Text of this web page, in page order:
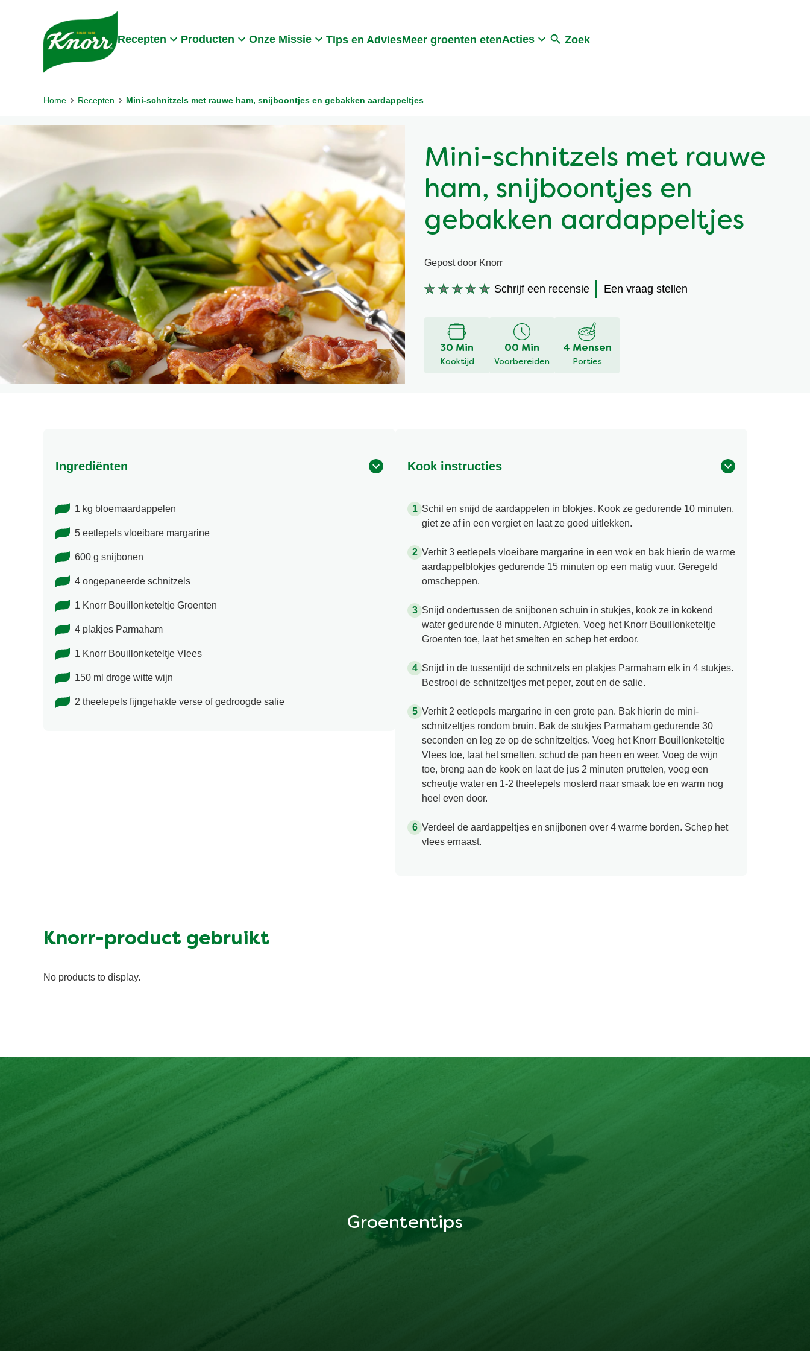
Skip to:
Recepten Producten Onze Missie Tips en AdviesMeer groenten etenActies Zoek
Home Recepten Mini-schnitzels met rauwe ham, snijboontjes en gebakken aardappeltjes
Mini-schnitzels met rauwe
ham, snijboontjes en
gebakken aardappeltjes
Gepost door Knorr
Geen
deze
recipe
Schrijf een recensie Een vraag stellen
30 Min
Kooktijd
00 Min
Voorbereiden
4 Mensen
Porties
Ingrediënten
1 kg bloemaardappelen
5 eetlepels vloeibare margarine
600 g snijbonen
4 ongepaneerde schnitzels
1 Knorr Bouillonketeltje Groenten
4 plakjes Parmaham
1 Knorr Bouillonketeltje Vlees
150 ml droge witte wijn
2 theelepels fijngehakte verse of gedroogde salie
Kook instructies
Schil en snijd de aardappelen in blokjes. Kook ze gedurende 10 minuten,
giet ze af in een vergiet en laat ze goed uitlekken.
Verhit 3 eetlepels vloeibare margarine in een wok en bak hierin de warme
aardappelblokjes gedurende 15 minuten op een matig vuur. Geregeld
omscheppen.
Snijd ondertussen de snijbonen schuin in stukjes, kook ze in kokend
water gedurende 8 minuten. Afgieten. Voeg het Knorr Bouillonketeltje
Groenten toe, laat het smelten en schep het erdoor.
Snijd in de tussentijd de schnitzels en plakjes Parmaham elk in 4 stukjes.
Bestrooi de schnitzeltjes met peper, zout en de salie.
Verhit 2 eetlepels margarine in een grote pan. Bak hierin de mini-
schnitzeltjes rondom bruin. Bak de stukjes Parmaham gedurende 30
seconden en leg ze op de schnitzeltjes. Voeg het Knorr Bouillonketeltje
Vlees toe, laat het smelten, schud de pan heen en weer. Voeg de wijn
toe, breng aan de kook en laat de jus 2 minuten pruttelen, voeg een
scheutje water en 1-2 theelepels mosterd naar smaak toe en warm nog
heel even door.
Verdeel de aardappeltjes en snijbonen over 4 warme borden. Schep het
vlees ernaast.
Knorr-product gebruikt
No products to display.
Groententips